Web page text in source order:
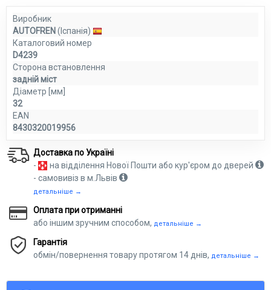
Виробник
AUTOFREN(Іспанія)
Каталоговий номер
D4239
Сторона встановлення
задній міст
Діаметр [мм]
32
EAN
8430320019956
Доставка по Україні
-
на відділення Нової Пошти або кур'єром до дверей
- самовивіз в м.Львів
детальніше →
Оплата при отриманні
або іншим зручним способом, детальніше →
Гарантія
обмін/повернення товару протягом 14 днів, детальніше →